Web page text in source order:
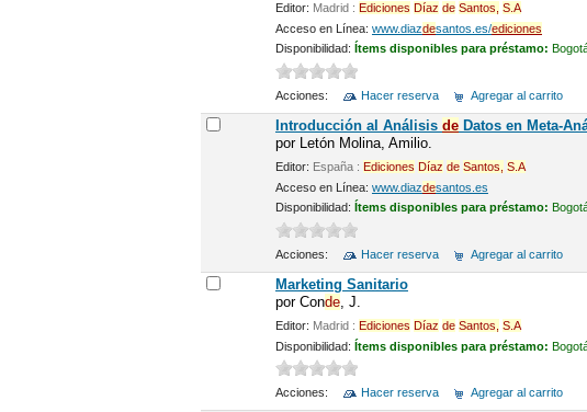
Editor: Madrid : Ediciones Díaz de Santos, S.A
Acceso en Línea: www.diazdesantos.es/ediciones
Disponibilidad: Ítems disponibles para préstamo:
Acciones: Hacer reserva Agregar al carrito
Introducción al Análisis deDatos en Meta-
por Letón Molina, Amilio.
Editor: España : Ediciones Díaz de Santos, S.A
Acceso en Línea: www.diazdesantos.es
Disponibilidad: Ítems disponibles para préstamo:
Acciones: Hacer reserva Agregar al carrito
Marketing Sanitario
por Conde, J.
Editor: Madrid : Ediciones Díaz de Santos, S.A
Disponibilidad: Ítems disponibles para préstamo:
Acciones: Hacer reserva Agregar al carrito